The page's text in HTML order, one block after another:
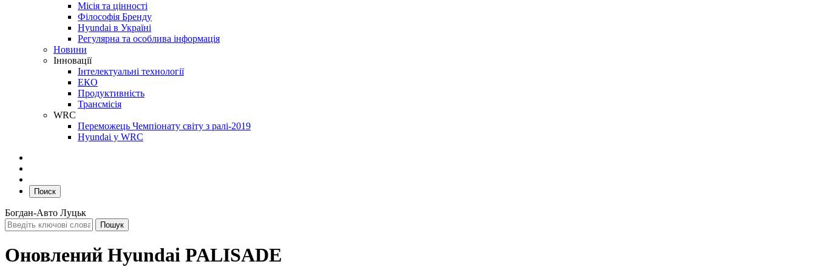
Місія та цінності
Філософія Бренду
Hyundai в Україні
Регулярна та особлива інформація
Новини
Інновації
Інтелектуальні технології
ЕКО
Продуктивність
Трансмісія
WRC
Переможець Чемпіонату світу з ралі-2019
Hyundai у WRC
Поиск
Богдан-Авто Луцьк
Оновлений Hyundai PALISADE